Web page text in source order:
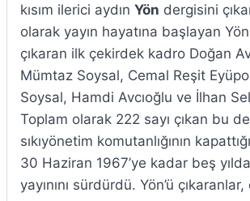
kısım ilerici aydın Yön dergisini
olarak yayın hayatına başlayan
çıkaran ilk çekirdek kadro Doğan
Mümtaz Soysal, Cemal Reşit
Soysal, Hamdi Avcıoğlu ve İlhan
Toplam olarak 222 sayı çıkan bu
sıkıyönetim komutanlığının
30 Haziran 1967’ye kadar beş
yayınını sürdürdü. Yön’ü